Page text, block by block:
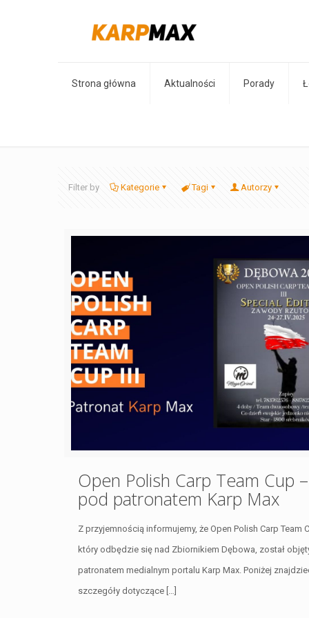
Strona główna Aktualności Porady
Filter by Kategorie Tagi Autorzy
Open Polish Carp Team Cup –
pod patronatem Karp Max
Z przyjemnością informujemy, że Open Polish Carp Team
który odbędzie się nad Zbiornikiem Dębowa, został
patronatem medialnym portalu Karp Max. Poniżej
szczegóły dotyczące[…]